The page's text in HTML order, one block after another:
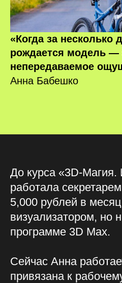
«Когда за несколько
рождается модель —
непередаваемое
Анна Бабешко
До курса «3D-Магия.
работала
5,000 рублей в
визуализатором, но
программе 3D Max.
Сейчас Анна
привязана к